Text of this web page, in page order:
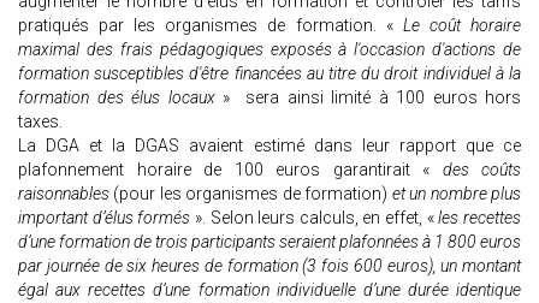
pratiqués par les organismes de formation. «Le coût horaire
maximal des frais pédagogiques exposés à l'occasion d'actions de
formation susceptibles d'être financées au titre du droit individuel à la
formation des élus locaux » sera ainsi limité à 100 euros hors
taxes.
La DGA et la DGAS avaient estimé dans leur rapport que ce
plafonnement horaire de 100 euros garantirait « des coûts
raisonnables (pour les organismes de formation) et un nombre plus
important d’élus formés ». Selon leurs calculs, en effet, «les recettes
d’une formation de trois participants seraient plafonnées à 1 800 euros
par journée de six heures de formation (3 fois 600 euros), un montant
égal aux recettes d’une formation individuelle d’une durée identique